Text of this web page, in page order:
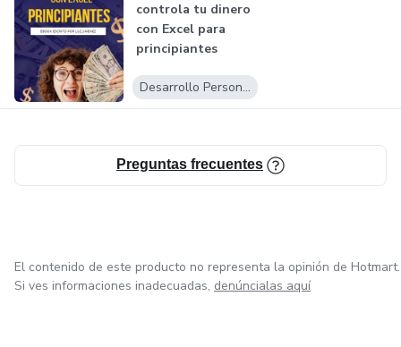
controla tu dinero
con Excel para
principiantes
Desarrollo Personal
Preguntas frecuentes
El contenido de este producto no representa la opinión de Hotmart.
Si ves informaciones inadecuadas, denúncialas aquí